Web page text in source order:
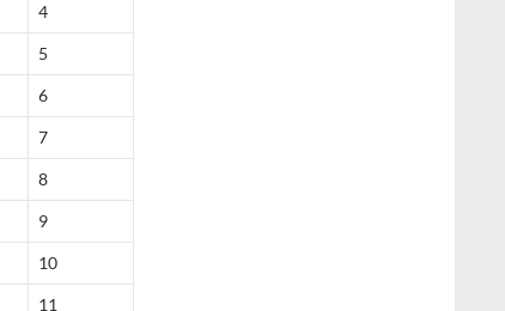
4
5
6
7
8
9
10
11